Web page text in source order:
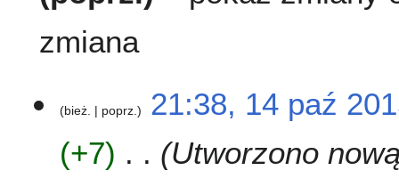
zmiana
4
bież. poprz.
21:38, 14 paź
+7
Utworzono